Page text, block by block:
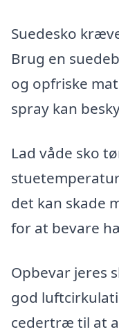
Suedesko
Brug en
og opfriske
spray kan
Lad våde sko
det kan skade
for at bevare
Opbevar jeres
god
cedertræ til at